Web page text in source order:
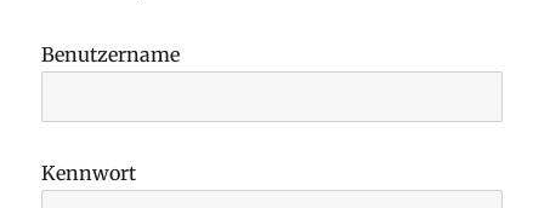
Benutzername
Kennwort